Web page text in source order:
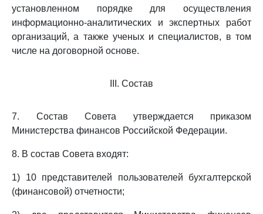
установленном порядке для осуществления
информационно-аналитических и экспертных работ
организаций, а также ученых и специалистов, в том
числе на договорной основе.
III. Состав
7. Состав Совета утверждается приказом
Министерства финансов Российской Федерации.
8. В состав Совета входят:
1) 10 представителей пользователей бухгалтерской
(финансовой) отчетности;